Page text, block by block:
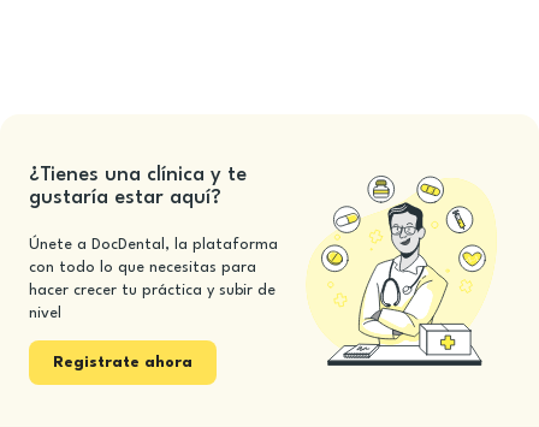
¿Tienes una clínica y te
gustaría estar aquí?
Únete a DocDental, la plataforma
con todo lo que necesitas para
hacer crecer tu práctica y subir de
nivel
Registrate ahora